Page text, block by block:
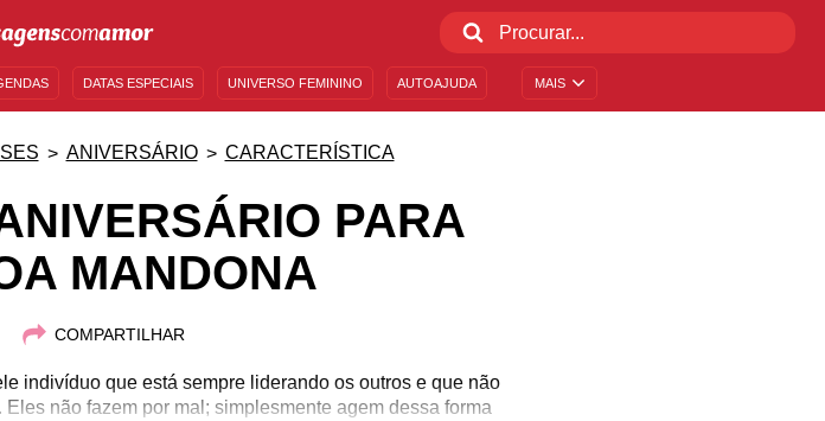
MAIS
DATAS ESPECIAIS UNIVERSO FEMININO AUTOAJUDA
ANIVERSÁRIO CARACTERÍSTICA
PARA
MANDONA
COMPARTILHAR
indivíduo que está sempre liderando os outros e que não
não fazem por mal; simplesmente agem dessa forma